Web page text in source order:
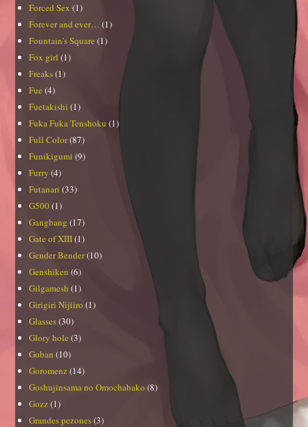
Forced Sex (1)
Forever and ever… (1)
Fountain's Square (1)
Fox girl (1)
Freaks(1)
Fue (4)
Fuetakishi (1)
Fuka Fuka Tenshoku (1)
Full Color(87)
Funikigumi (9)
Furry (4)
Futanari (33)
G500 (1)
Gangbang (17)
Gate of XIII(1)
Gender Bender(10)
Genshiken (6)
Gilgamesh (1)
Girigiri Nijiiro (1)
Glasses(30)
Glory hole (3)
Goban (10)
Goromenz(14)
Goshujinsama no Omochabako (8)
Gozz(1)
Grandes pezones(3)